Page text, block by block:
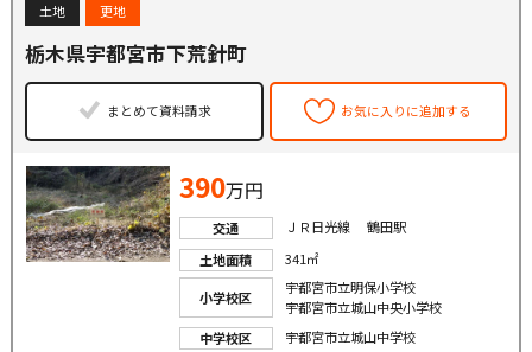
土地 更地
栃木県宇都宮市下荒針町
まとめて資料請求 お気に入りに追加する
390万円
交通
ＪＲ日光線 鶴田駅
土地面積
341㎡
小学校区
宇都宮市立明保小学校
宇都宮市立城山中央小学校
中学校区
宇都宮市立城山中学校